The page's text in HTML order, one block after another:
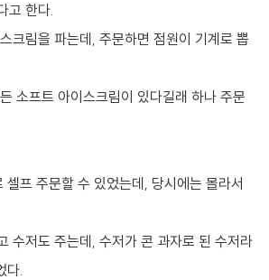
고 한다.
크림을 파는데, 주문하면 점원이 기계로 뽑
소프트 아이스크림이 있다길래 하나 주문
셀프 주문할 수 있었는데, 당시에는 몰라서
수저도 주는데, 수저가 콘 과자로 된 수저라
다.